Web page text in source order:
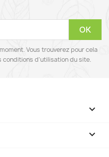
Vous trouverez pour cela
conditions d'utilisation du site.

